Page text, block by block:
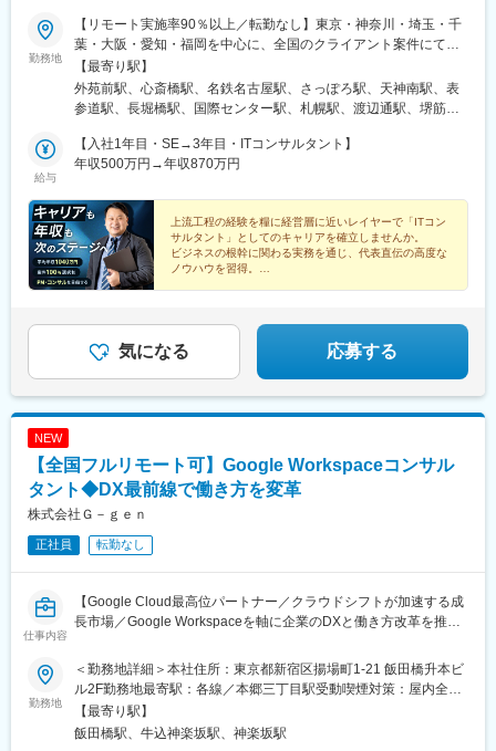
■強み
企業戦略とテクノロジーの結び付きが深くなってきているため、
テクノロジーの実装による戦略の実現が重要になってきていま
す。そのような目的を実現する EY のテクノロジーコンサルティ
ング・プロジェクトに参画しながら、お客様の変革を推進する、
やりがいのある仕事です。
EY のグローバルネットワークが保有する最先端のソフトウェ
ルのメンバーと協業することで、ノウハウ・知見を吸収でき、自
己成長を効果的に行うことができます。
グローバル PJ への参画、戦略部門との協力体制、様々な業界知
識、付加価値の高い開発に取り組めます。組織の成長とメンバー
の成長が同期でき、組織規模もまだ小さく、一人一人が重要な戦
変更の範囲：会社の定める業務
勤務地
【リモート実施率90％以上／転勤なし】東京・神奈川・埼玉・千
葉・大阪・愛知・福岡を中心に、全国のクライアント案件にて募
集案件はすべて選択制なので、「自分に合った働き方」を実現で
きます。また、リモートで働ける人材として必要なスキルを身に
つけられる環境が整っているため、経験を積むことで携われる案
ロジェクトは完全選択制です。※帰社日や日報はありません。【出
社される場合】■本社／東京都港区南青山3丁目1番36号青山丸竹
トロ銀座線「外苑前駅」より徒歩3分各線「表参道駅」より徒歩6
分【受動喫煙対策】本社：有（オフィス内禁煙）プロジェクト
先：各社規定に則る
【最寄り駅】
外苑前駅、心斎橋駅、名鉄名古屋駅、さっぽろ駅、天神南駅、表
参道駅、長堀橋駅、国際センター駅、札幌駅、渡辺通駅、堺筋本
給与
【入社1年目・SE→3年目・ITコンサルタント】
年収500万円→年収870万円
上流工程の経験を糧に経営層に近いレイヤーで「ITコン
サルタント」としてのキャリアを確立しませんか。
ビジネスの根幹に関わる実務を通じ、代表直伝の高度な
ノウハウを習得。
気になる 応募する
NEW
【全国フルリモート可】Google Workspaceコンサル
タント◆DX最前線で働き方を変革
株式会社Ｇ－ｇｅｎ
正社員 転勤なし
仕事内容
【Google Cloud最高位パートナー／クラウドシフトが加速する成
長市場／Google Workspaceを軸に企業のDXと働き方改革を推進
※こんな方にお薦め
● 顧客と向き合いながら技術で課題解決したい方
● クラウド領域で専門性を高め、市場価値を高めたい方
● 上流工程（設計・提案）にキャリアを広げたい方
勤務地
＜勤務地詳細＞本社住所：東京都新宿区揚場町1-21 飯田橋升本ビ
ル2F勤務地最寄駅：各線／本郷三丁目駅受動喫煙対策：屋内全面
禁煙変更の範囲：会社の定める事業所（リモートワーク含む）
【最寄り駅】
飯田橋駅、牛込神楽坂駅、神楽坂駅